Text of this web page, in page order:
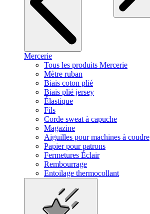
Mercerie
Tous les produits Mercerie
Mètre ruban
Biais coton plié
Biais plié jersey
Élastique
Fils
Corde sweat à capuche
Magazine
Aiguilles pour machines à coudre
Papier pour patrons
Fermetures Éclair
Rembourrage
Entoilage thermocollant